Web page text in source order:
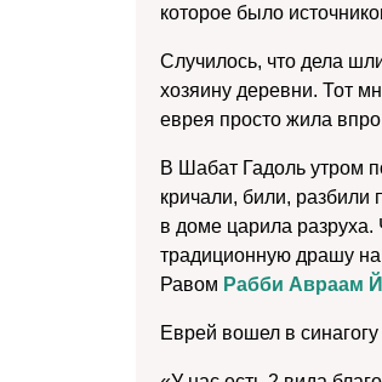
которое было
Случилось, что дела
хозяину деревни. Тот
еврея просто жила
В Шабат Гадоль утром
кричали, били, разбили
в доме царила
традиционную драшу
Равом Рабби Авраам
Еврей вошел в